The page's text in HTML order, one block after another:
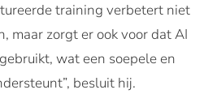
training verbetert niet
maar zorgt er ook voor dat AI
wat een soepele en
besluit hij.